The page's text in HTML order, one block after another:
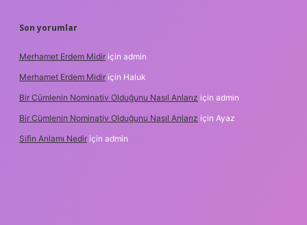
Son yorumlar
Merhamet Erdem Midir için admin
Merhamet Erdem Midir için Haluk
Bir Cümlenin Nominativ Olduğunu Nasıl Anlarız için admin
Bir Cümlenin Nominativ Olduğunu Nasıl Anlarız için Ayaz
Sifin Anlamı Nedir için admin